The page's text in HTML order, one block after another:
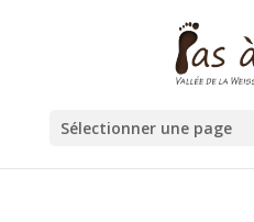
Sélectionner une page